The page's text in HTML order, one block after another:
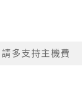
請多支持主機費